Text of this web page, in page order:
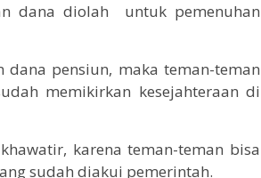
dana diolah untuk pemenuhan
pensiun, maka teman-teman
memikirkan kesejahteraan di
karena teman-teman bisa
sudah diakui pemerintah.